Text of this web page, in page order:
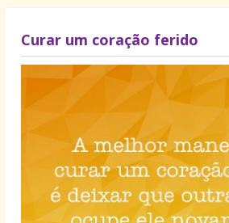
Curar um coração ferido